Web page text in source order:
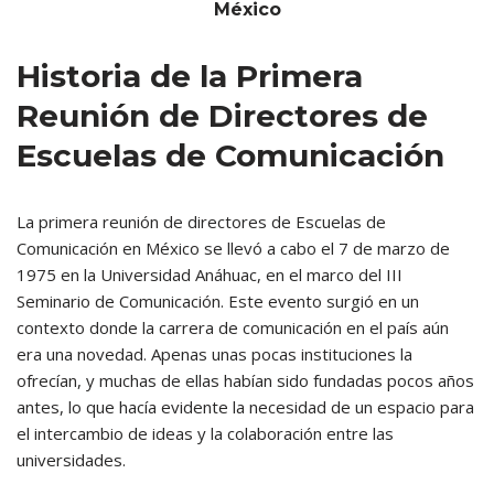
México
Historia de la Primera
Reunión de Directores de
Escuelas de Comunicación
La primera reunión de directores de Escuelas de
Comunicación en México se llevó a cabo el 7 de marzo de
1975 en la Universidad Anáhuac, en el marco del III
Seminario de Comunicación. Este evento surgió en un
contexto donde la carrera de comunicación en el país aún
era una novedad. Apenas unas pocas instituciones la
ofrecían, y muchas de ellas habían sido fundadas pocos años
antes, lo que hacía evidente la necesidad de un espacio para
el intercambio de ideas y la colaboración entre las
universidades.